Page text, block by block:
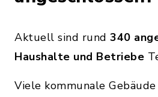
Aktuell sind rund 340
Haushalte und Betriebe
Viele kommunale